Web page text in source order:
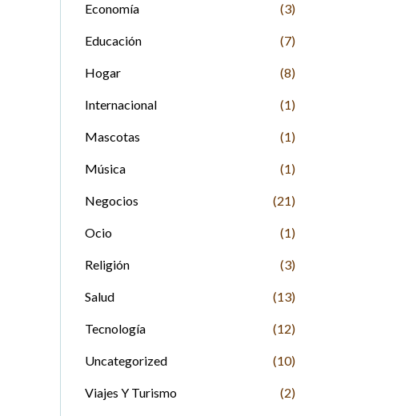
Economía (3)
Educación (7)
Hogar (8)
Internacional (1)
Mascotas (1)
Música (1)
Negocios (21)
Ocio (1)
Religión (3)
Salud (13)
Tecnología (12)
Uncategorized (10)
Viajes Y Turismo (2)